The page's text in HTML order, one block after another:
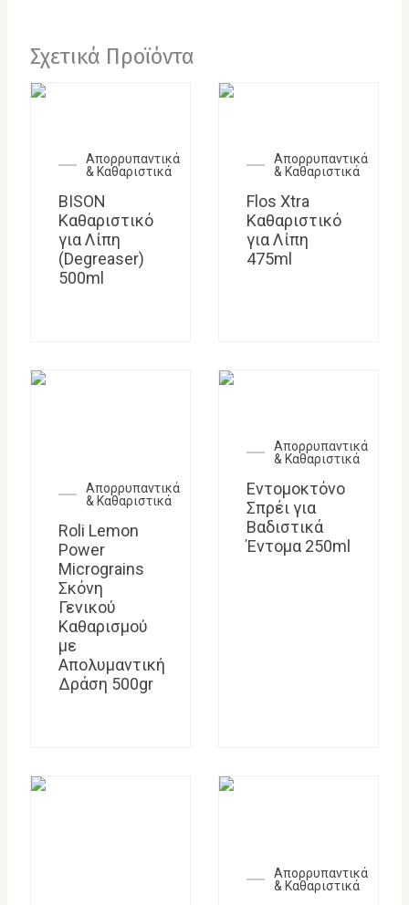
Σχετικά Προϊόντα
Απορρυπαντικά
& Καθαριστικά
BISON
Καθαριστικό
για Λίπη
(Degreaser)
500ml
Απορρυπαντικά
& Καθαριστικά
Flos Xtra
Καθαριστικό
για Λίπη
475ml
Απορρυπαντικά
& Καθαριστικά
Roli Lemon
Power
Micrograins
Σκόνη
Γενικού
Καθαρισμού
με
Απολυμαντική
Δράση 500gr
Απορρυπαντικά
& Καθαριστικά
Εντομοκτόνο
Σπρέι για
Βαδιστικά
Έντομα 250ml
Απορρυπαντικά
& Καθαριστικά